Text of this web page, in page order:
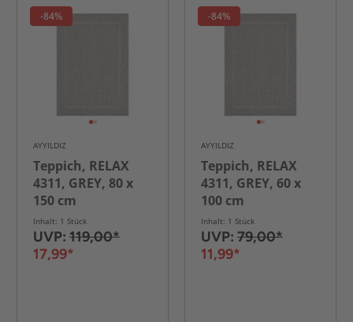
-84%
AYYILDIZ
Teppich, RELAX
4311, GREY, 80 x
150 cm
Inhalt: 1 Stück
UVP: 119,00*
17,99*
-84%
AYYILDIZ
Teppich, RELAX
4311, GREY, 60 x
100 cm
Inhalt: 1 Stück
UVP: 79,00*
11,99*